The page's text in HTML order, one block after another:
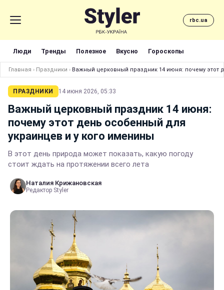
rbc.ua
Люди Тренды Полезное Вкусно Гороскопы
Главная › Праздники › Важный церковный праздник 14 июня: почему этот
ПРАЗДНИКИ 14 июня 2026, 05:33
Важный церковный праздник 14 июня:
почему этот день особенный для
украинцев и у кого именины
В этот день природа может показать, какую погоду
стоит ждать на протяжении всего лета
Наталия Крижановская
Редактор Styler